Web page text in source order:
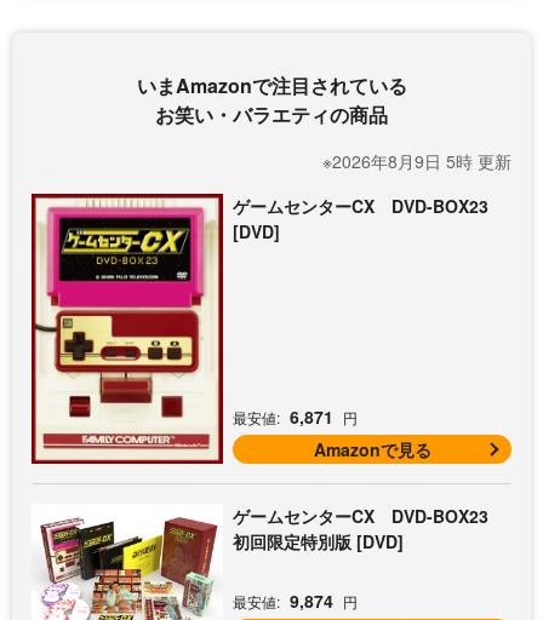
いまAmazonで注目されている
お笑い・バラエティの商品
※2026年8月9日 5時 更新
ゲームセンターCX DVD-BOX23
[DVD]
最安値: 6,871 円
Amazonで見る
ゲームセンターCX DVD-BOX23
初回限定特別版 [DVD]
最安値: 9,874 円